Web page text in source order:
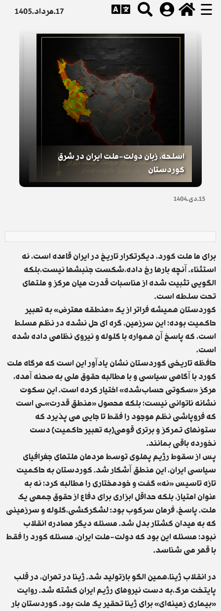
☰ 17.مرداد.1405
اسلحه، زبان دولت-ملت ایران در شرق
کوردستان
15.دی.1404
برای ما ملت کورد، دیگرتکرار تاریخ در ایران قاعده است، نه
استثناء. آنچه بارها رخ دادە،شکست جنبشها نیست،بلکه
الگویی تثبیت شده از مناسبات قدرت میان مرکز و ملتهای
تحت سلطه است.
کوردستان همیشه فراتر از یک «منطقه‌ معترض» بە تعبیر
حاکمیت بوده؛ این سرزمین، گرە ‌ای حل نشده در نظم مسلط
است، که پاسخ آن همواره با گلوله و نیروی نظامی داده شده
است.
‏حافظه‌ تاریخی کوردستان نشان یادآور این است که هرگاه ملت
کورد با آگاهی سیاسی و با مطالبە حقوق ملی به صحنه آمده،
مرکز «سکوتی حساب‌شده» اختیار کرده است. این سکوت
نشانه ناتوانی نیست؛ بلکه محصول «منطق قدرت»ـی است
که فروپاشی نظم موجود را فقط تا جایی می پذیرد که
ستونهای تمرکز و برتری قومی(بە تعبیر حاکمیت) دست
نخورده باقی بمانند.
‏پس از سقوط رژیم پهلوی توسط مردمان ملتهای جغرافیای
سیاسی ایران، این منطق آشکار شد. کوردستان به حاکمیت
تازە تاسیس «نه» گفت و خودمختاری را مطالبه کرد؛ نه بە
عنوان امتیاز، بلکه حداقل ابزاری برای دفاع از حقوق جمعی یک
ملت. پاسخ، فرمان سرکوب بود: لشکرکشی،گلوله و سرزمینی
که به میدان کشتار بدل شد. مسئله دیگر مصادره انقلاب
نبود؛ مسئلە این بود کە دولت-ملت ایران، مسئله کورد را فقط
با قهر می شناسد.
در انقلاب ژینا،همین الگو بازتولید شد. ژینا در تهران، در قلب
پایتخت مرگ،به دست نیروهای رژیم ایران کشته شد. روایت
«بیماری زمینه‌ای» برای ژینا تحقیر یک ملت بود. کوردستان بار